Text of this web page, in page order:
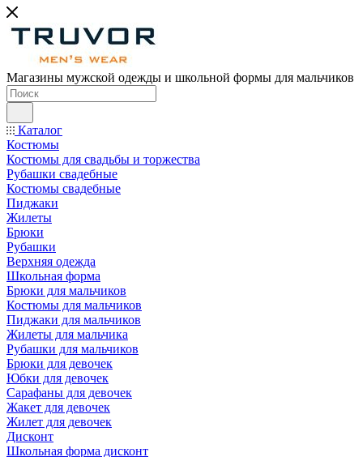
Магазины мужской одежды и школьной формы для мальчиков
Каталог
Костюмы
Костюмы для свадьбы и торжества
Рубашки свадебные
Костюмы свадебные
Пиджаки
Жилеты
Брюки
Рубашки
Верхняя одежда
Школьная форма
Брюки для мальчиков
Костюмы для мальчиков
Пиджаки для мальчиков
Жилеты для мальчика
Рубашки для мальчиков
Брюки для девочек
Юбки для девочек
Сарафаны для девочек
Жакет для девочек
Жилет для девочек
Дисконт
Школьная форма дисконт